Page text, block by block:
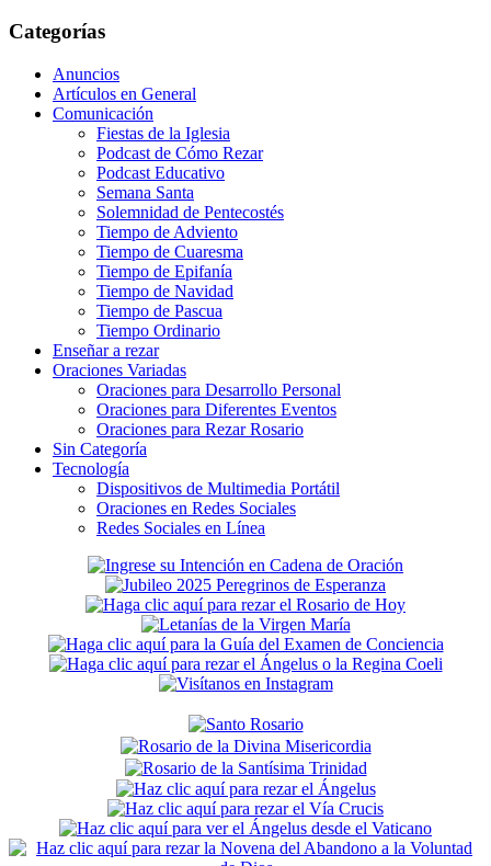
Categorías
Anuncios
Artículos en General
Comunicación
Fiestas de la Iglesia
Podcast de Cómo Rezar
Podcast Educativo
Semana Santa
Solemnidad de Pentecostés
Tiempo de Adviento
Tiempo de Cuaresma
Tiempo de Epifanía
Tiempo de Navidad
Tiempo de Pascua
Tiempo Ordinario
Enseñar a rezar
Oraciones Variadas
Oraciones para Desarrollo Personal
Oraciones para Diferentes Eventos
Oraciones para Rezar Rosario
Sin Categoría
Tecnología
Dispositivos de Multimedia Portátil
Oraciones en Redes Sociales
Redes Sociales en Línea
Secondary
Sidebar